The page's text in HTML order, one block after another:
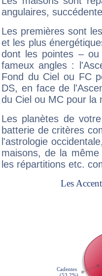
angulaires,
Les premières sont
et les plus
dont les pointes –
fameux angles :
Fond du Ciel ou FC
DS, en face de
du Ciel ou MC pour la
Les planètes de
batterie de critères
l'astrologie
maisons, de la
les répartitions etc.